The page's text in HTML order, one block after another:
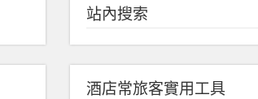
站內搜索
酒店常旅客實用工具